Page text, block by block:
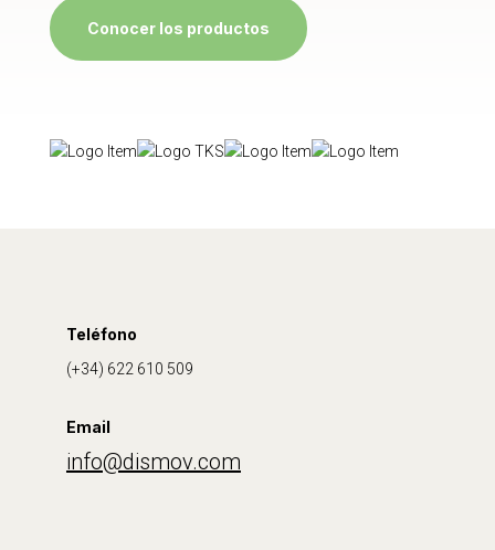
Conocer los productos
Teléfono
(+34) 622 610 509
Email
info@dismov.com